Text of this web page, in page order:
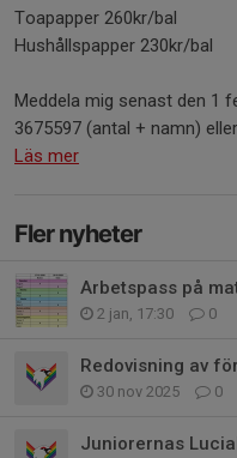
Toapapper 260kr/bal
Hushållspapper 230kr/bal
Meddela mig senast den 1
3675597 (antal + namn)
Läs mer
Fler nyheter
Arbetspass på
2 jan, 17:30 0
Redovisning av
30 nov 2025 0
Juniorernas